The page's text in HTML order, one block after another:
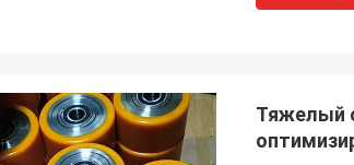
Тяжелый